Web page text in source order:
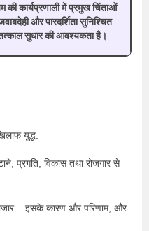
की कार्यप्रणाली में प्रमुख चिंताओं
और पारदर्शिता सुनिश्चित
सुधार की आवश्यकता है।
युद्ध:
प्रगति, विकास तथा रोजगार से
– इसके कारण और परिणाम, और